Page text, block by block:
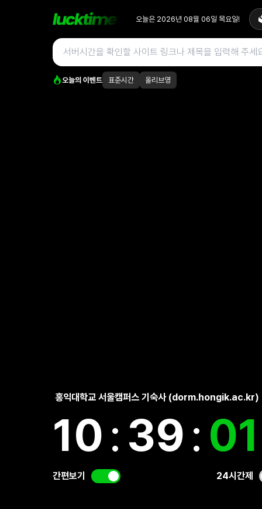
오늘은 2026년 08월 06일 목요일!
오늘의 이벤트 표준시간 올리브영
홍익대학교 서울캠퍼스 기숙사 (dorm.hongik.ac.kr)
10: 39:
간편보기 24시간제